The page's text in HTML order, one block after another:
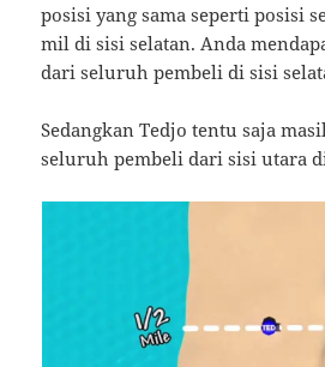
posisi yang sama seperti posisi
mil di sisi selatan. Anda
dari seluruh pembeli di sisi
Sedangkan Tedjo tentu saja
seluruh pembeli dari sisi utara